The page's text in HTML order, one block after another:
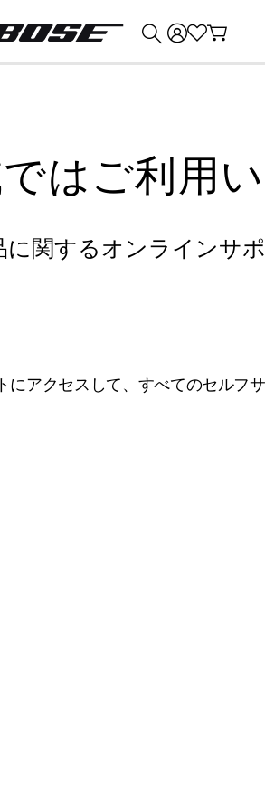
はご利用
関するオンラインサ
アクセスして、すべてのセルフ